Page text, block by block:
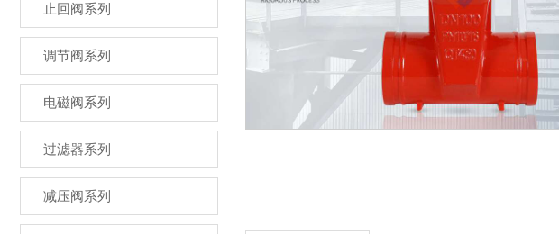
止回阀系列
调节阀系列
电磁阀系列
过滤器系列
减压阀系列